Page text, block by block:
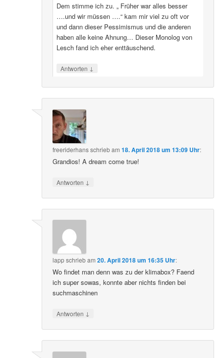
Dem stimme ich zu. „ Früher war alles besser
….und wir müssen ….“ kam mir viel zu oft vor
und dann dieser Pessimismus und die anderen
haben alle keine Ahnung… Dieser Monolog von
Lesch fand ich eher enttäuschend.
Antworten ↓
freeriderhansschriebam18. April 2018 um 13:09 Uhr:
Grandios! A dream come true!
Antworten ↓
lappschriebam20. April 2018 um 16:35 Uhr:
Wo findet man denn was zu der klimabox? Faend
ich super sowas, konnte aber nichts finden bei
suchmaschinen
Antworten ↓